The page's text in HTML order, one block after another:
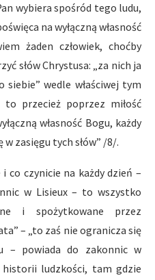
wybiera spośród tego ludu,
na wyłączną własność
żaden człowiek, choćby
słów Chrystusa: „za nich ja
wedle właściwej tym
to przecież poprzez miłość
własność Bogu, każdy
zasięgu tych słów” /8/.
co czynicie na każdy dzień –
w Lisieux – to wszystko
i spożytkowane przez
– „to zaś nie ogranicza się
– powiada do zakonnic w
historii ludzkości, tam gdzie